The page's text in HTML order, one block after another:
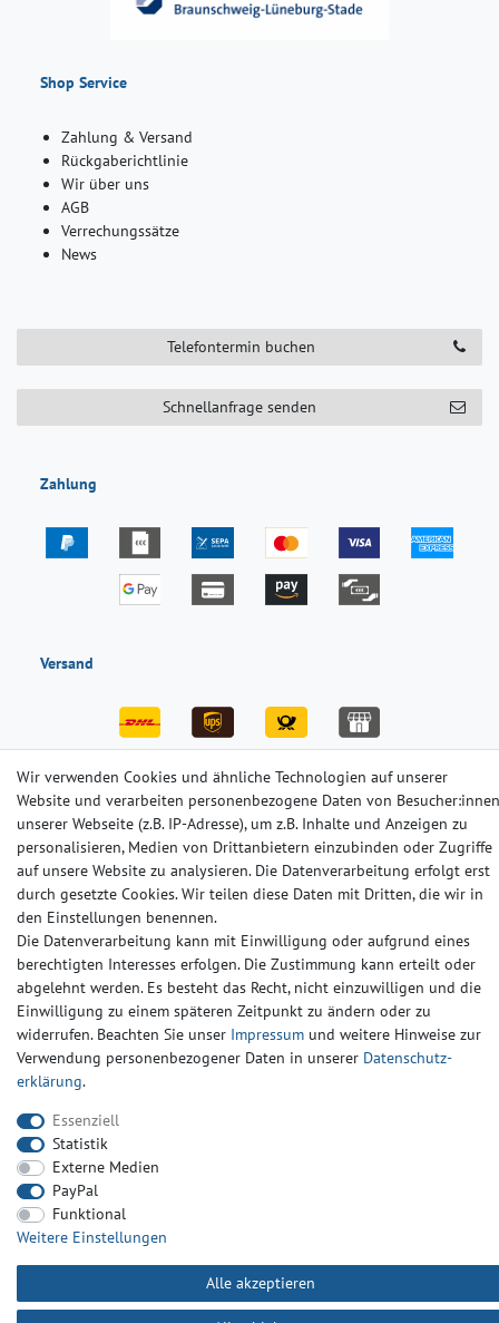
Shop Service
Zahlung & Versand
Rückgaberichtlinie
Wir über uns
AGB
Verrechungssätze
News
Telefontermin buchen
Schnellanfrage senden
Zahlung
Versand
Impressum Daten­schutz­erklärung AGB
Barrierefreiheitserklärung Widerrufs­recht Kontakt
Wir verwenden Cookies und ähnliche Technologien auf unserer
Website und verarbeiten personenbezogene Daten von Besucher:innen
unserer Webseite (z.B. IP-Adresse), um z.B. Inhalte und Anzeigen zu
personalisieren, Medien von Drittanbietern einzubinden oder Zugriffe
auf unsere Website zu analysieren. Die Datenverarbeitung erfolgt erst
durch gesetzte Cookies. Wir teilen diese Daten mit Dritten, die wir in
den Einstellungen benennen.
Die Datenverarbeitung kann mit Einwilligung oder aufgrund eines
berechtigten Interesses erfolgen. Die Zustimmung kann erteilt oder
abgelehnt werden. Es besteht das Recht, nicht einzuwilligen und die
Einwilligung zu einem späteren Zeitpunkt zu ändern oder zu
widerrufen. Beachten Sie unser Impressum und weitere Hinweise zur
Verwendung personenbezogener Daten in unserer Daten­schutz­
erklärung.
Essenziell
Statistik
Externe Medien
PayPal
Funktional
Weitere Einstellungen
Alle akzeptieren
© Copyright 2024-2025 | Alle Rechte vorbehalten.
Widerrufs­recht Widerrufs­formular Impressum